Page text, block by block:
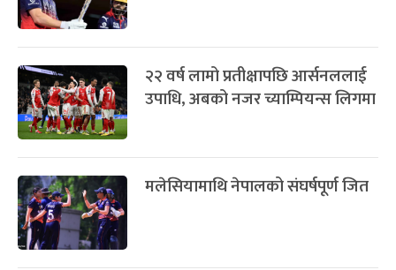
२२ वर्ष लामो प्रतीक्षापछि आर्सनललाई
उपाधि, अबको नजर च्याम्पियन्स लिगमा
मलेसियामाथि नेपालको संघर्षपूर्ण जित